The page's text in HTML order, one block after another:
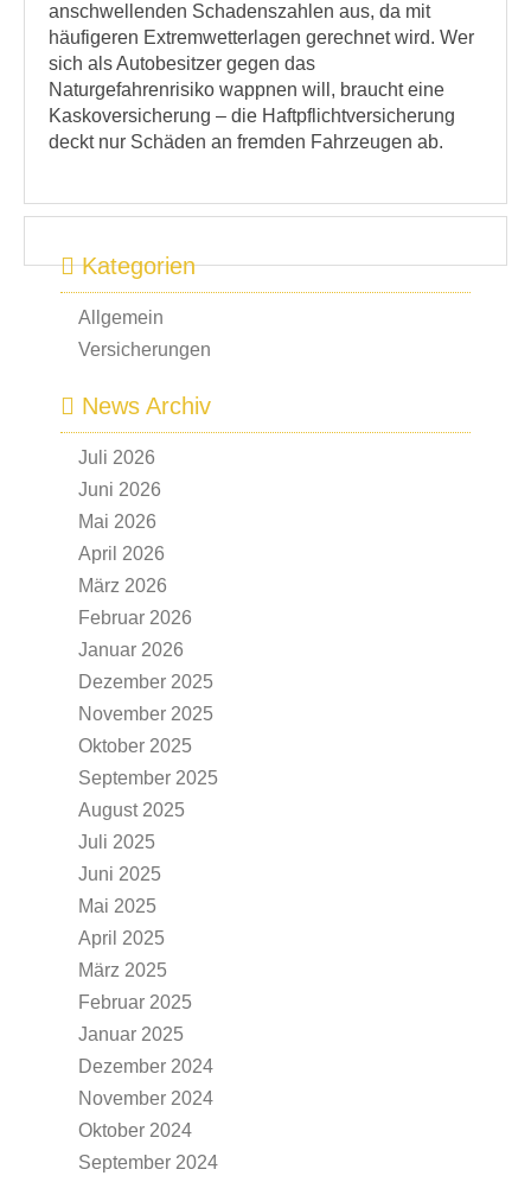
anschwellenden Schadenszahlen aus, da mit
häufigeren Extremwetterlagen gerechnet wird. Wer
sich als Autobesitzer gegen das
Naturgefahrenrisiko wappnen will, braucht eine
Kaskoversicherung – die Haftpflichtversicherung
deckt nur Schäden an fremden Fahrzeugen ab.
Kategorien
Allgemein
Versicherungen
News Archiv
Juli 2026
Juni 2026
Mai 2026
April 2026
März 2026
Februar 2026
Januar 2026
Dezember 2025
November 2025
Oktober 2025
September 2025
August 2025
Juli 2025
Juni 2025
Mai 2025
April 2025
März 2025
Februar 2025
Januar 2025
Dezember 2024
November 2024
Oktober 2024
September 2024